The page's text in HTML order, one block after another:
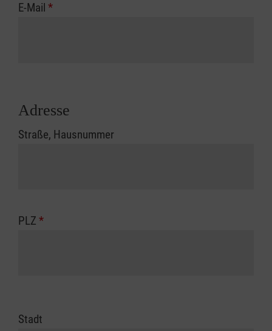
E-Mail *
Adresse
Straße, Hausnummer
PLZ *
Stadt